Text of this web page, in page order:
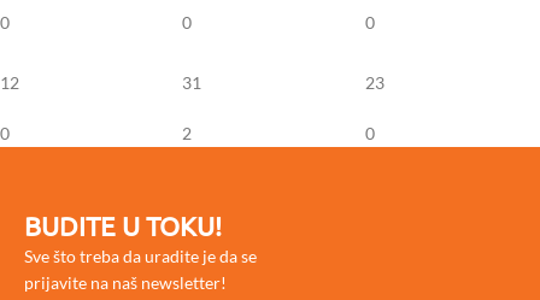
0 0 0
12
0
31
2
23
0
BUDITE U TOKU!
Sve što treba da uradite je da se
prijavite na naš newsletter!